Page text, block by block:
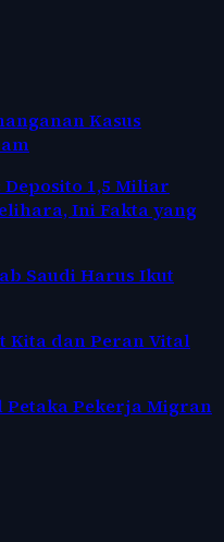
Kasus
1,5 Miliar
Ini Fakta yang
Saudi Harus Ikut
Kita dan Peran Vital
Petaka Pekerja Migran